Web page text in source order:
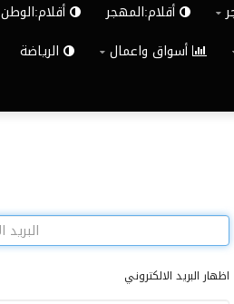
أقلام:المهجر أقلام:الوطن
أسواق واعمال الرياضة
اظهار البريد الالكتروني